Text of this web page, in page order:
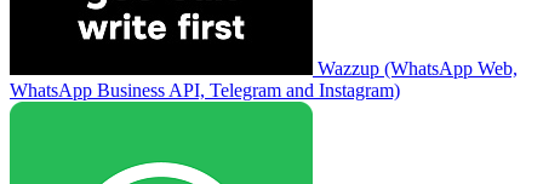
Wazzup (WhatsApp Web,
WhatsApp Business API, Telegram and Instagram)